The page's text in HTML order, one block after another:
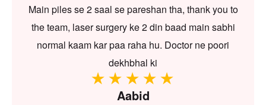
Main piles se 2 saal se pareshan tha, thank you to
the team, laser surgery ke 2 din baad main sabhi
normal kaam kar paa raha hu. Doctor ne poori
dekhbhal ki
Aabid